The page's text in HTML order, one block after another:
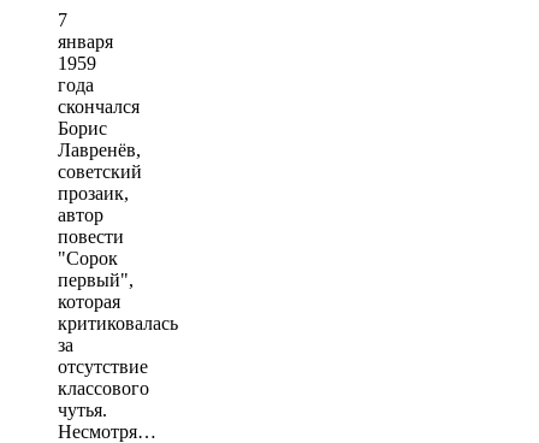
7
января
1959
года
скончался
Борис
Лавренёв,
советский
прозаик,
автор
повести
"Сорок
первый",
которая
критиковалась
за
отсутствие
классового
чутья.
Несмотря…